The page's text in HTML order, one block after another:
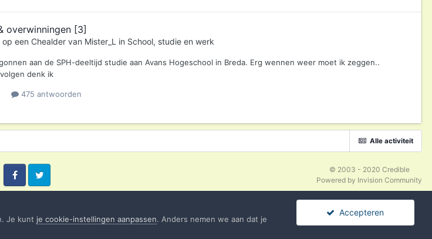
overwinningen [3]
een Chealder van Mister_L in School, studie en werk
aan de SPH-deeltijd studie aan Avans Hogeschool in Breda. Erg wennen weer moet ik zeggen..
denk ik
475 antwoorden
Alle activiteit
FacebookTwitter
© 2003 - 2020 Credible
Powered by Invision Community
Je kunt je cookie-instellingen aanpassen. Anders nemen we aan dat je
Accepteren